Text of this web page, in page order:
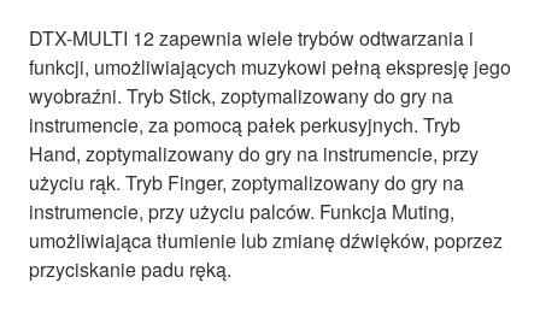
DTX-MULTI 12 zapewnia wiele trybów odtwarzania i
funkcji, umożliwiających muzykowi pełną ekspresję jego
wyobraźni. Tryb Stick, zoptymalizowany do gry na
instrumencie, za pomocą pałek perkusyjnych. Tryb
Hand, zoptymalizowany do gry na instrumencie, przy
użyciu rąk. Tryb Finger, zoptymalizowany do gry na
instrumencie, przy użyciu palców. Funkcja Muting,
umożliwiająca tłumienie lub zmianę dźwięków, poprzez
przyciskanie padu ręką.